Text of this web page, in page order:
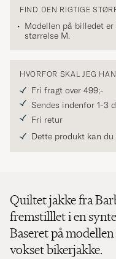
FIND DEN RIGTIGE
Modellen på billedet er
størrelse M.
HVORFOR SKAL JEG
Fri fragt over 499;-
Sendes indenfor 1-3
Fri retur
Dette produkt kan
Quiltet jakke fra
fremstilllet i en
Baseret på
vokset bikerjakke.